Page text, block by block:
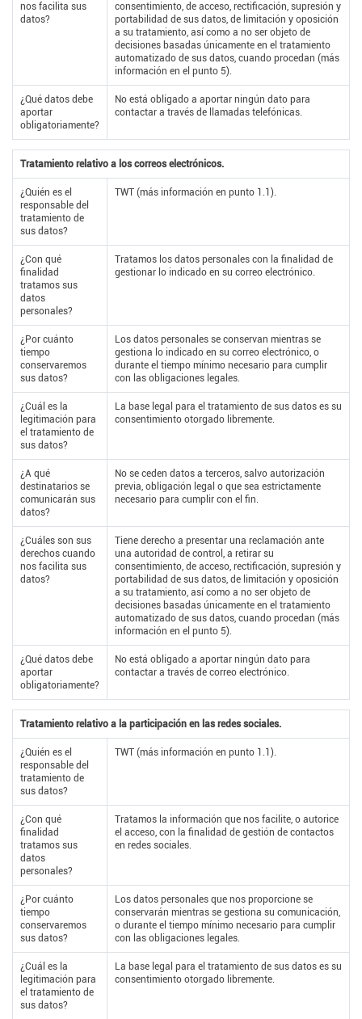
nos facilita sus
datos?
consentimiento, de acceso, rectificación, supresión y
portabilidad de sus datos, de limitación y oposición
a su tratamiento, así como a no ser objeto de
decisiones basadas únicamente en el tratamiento
automatizado de sus datos, cuando procedan (más
información en el punto 5).
¿Qué datos debe
aportar
obligatoriamente?
No está obligado a aportar ningún dato para
contactar a través de llamadas telefónicas.
Tratamiento relativo a los correos electrónicos.
¿Quién es el
responsable del
tratamiento de
sus datos?
TWT (más información en punto 1.1).
¿Con qué
finalidad
tratamos sus
datos
personales?
Tratamos los datos personales con la finalidad de
gestionar lo indicado en su correo electrónico.
¿Por cuánto
tiempo
conservaremos
sus datos?
Los datos personales se conservan mientras se
gestiona lo indicado en su correo electrónico, o
durante el tiempo mínimo necesario para cumplir
con las obligaciones legales.
¿Cuál es la
legitimación para
el tratamiento de
sus datos?
La base legal para el tratamiento de sus datos es su
consentimiento otorgado libremente.
¿A qué
destinatarios se
comunicarán sus
datos?
No se ceden datos a terceros, salvo autorización
previa, obligación legal o que sea estrictamente
necesario para cumplir con el fin.
¿Cuáles son sus
derechos cuando
nos facilita sus
datos?
Tiene derecho a presentar una reclamación ante
una autoridad de control, a retirar su
consentimiento, de acceso, rectificación, supresión y
portabilidad de sus datos, de limitación y oposición
a su tratamiento, así como a no ser objeto de
decisiones basadas únicamente en el tratamiento
automatizado de sus datos, cuando procedan (más
información en el punto 5).
¿Qué datos debe
aportar
obligatoriamente?
No está obligado a aportar ningún dato para
contactar a través de correo electrónico.
Tratamiento relativo a la participación en las redes sociales.
¿Quién es el
responsable del
tratamiento de
sus datos?
TWT (más información en punto 1.1).
¿Con qué
finalidad
tratamos sus
datos
personales?
Tratamos la información que nos facilite, o autorice
el acceso, con la finalidad de gestión de contactos
en redes sociales.
¿Por cuánto
tiempo
conservaremos
sus datos?
Los datos personales que nos proporcione se
conservarán mientras se gestiona su comunicación,
o durante el tiempo mínimo necesario para cumplir
con las obligaciones legales.
¿Cuál es la
legitimación para
el tratamiento de
sus datos?
La base legal para el tratamiento de sus datos es su
consentimiento otorgado libremente.